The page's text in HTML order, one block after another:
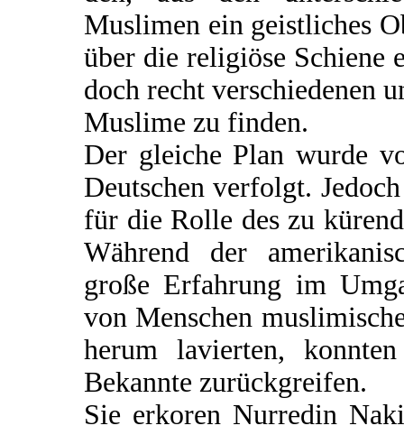
Muslimen ein geistliches
über die religiöse Schiene
doch recht verschiedenen
Muslime zu finden.
Der gleiche Plan wurde
Deutschen verfolgt.
für die Rolle des zu
Während der
große Erfahrung im
von Menschen
herum lavierten,
Bekannte zurückgreifen.
Sie erkoren Nurredin